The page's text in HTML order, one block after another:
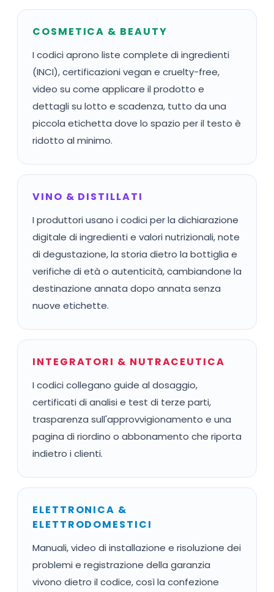
COSMETICA & BEAUTY
I codici aprono liste complete di ingredienti
(INCI), certificazioni vegan e cruelty-free,
video su come applicare il prodotto e
dettagli su lotto e scadenza, tutto da una
piccola etichetta dove lo spazio per il testo è
ridotto al minimo.
VINO & DISTILLATI
I produttori usano i codici per la dichiarazione
digitale di ingredienti e valori nutrizionali, note
di degustazione, la storia dietro la bottiglia e
verifiche di età o autenticità, cambiandone la
destinazione annata dopo annata senza
nuove etichette.
INTEGRATORI & NUTRACEUTICA
I codici collegano guide al dosaggio,
certificati di analisi e test di terze parti,
trasparenza sull'approvvigionamento e una
pagina di riordino o abbonamento che riporta
indietro i clienti.
ELETTRONICA &
ELETTRODOMESTICI
Manuali, video di installazione e risoluzione dei
problemi e registrazione della garanzia
vivono dietro il codice, così la confezione